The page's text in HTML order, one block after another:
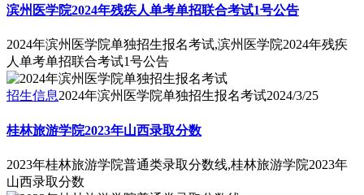
滨州医学院2024年残疾人单考单招联合考试1号公告
2024年滨州医学院单独招生报名考试,滨州医学院2024年残疾
人单考单招联合考试1号公告
招生信息2024年滨州医学院单独招生报名考试2024/3/25
桂林旅游学院2023年山西录取分数
2023年桂林旅游学院普通类录取分数线,桂林旅游学院2023年
山西录取分数